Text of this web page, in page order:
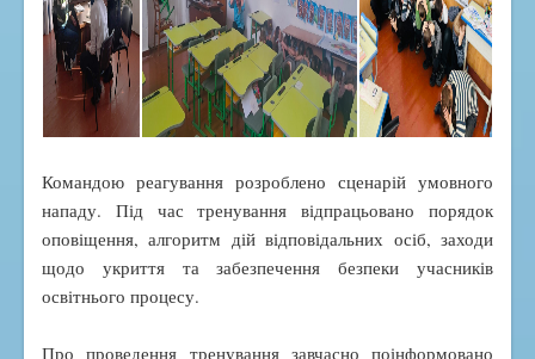
Соціально-психологічна служба
Їдальня
Командою реагування розроблено сценарій умовного
нападу. Під час тренування відпрацьовано порядок
оповіщення, алгоритм дій відповідальних осіб, заходи
щодо укриття та забезпечення безпеки учасників
освітнього процесу.
Про проведення тренування завчасно поінформовано